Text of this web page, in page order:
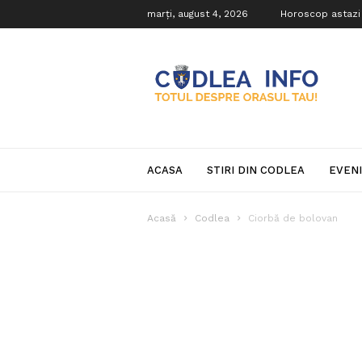
marți, august 4, 2026 Horoscop astazi
Info
ACASA STIRI DIN CODLEA
Acasă Codlea Ciorbă de bolovan